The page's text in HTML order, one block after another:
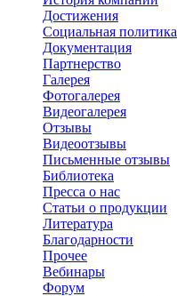
Достижения
Социальная политика
Документация
Партнерство
Галерея
Фотогалерея
Видеогалерея
Отзывы
Видеоотзывы
Письменные отзывы
Библиотека
Пресса о нас
Статьи о продукции
Литература
Благодарности
Прочее
Вебинары
Форум